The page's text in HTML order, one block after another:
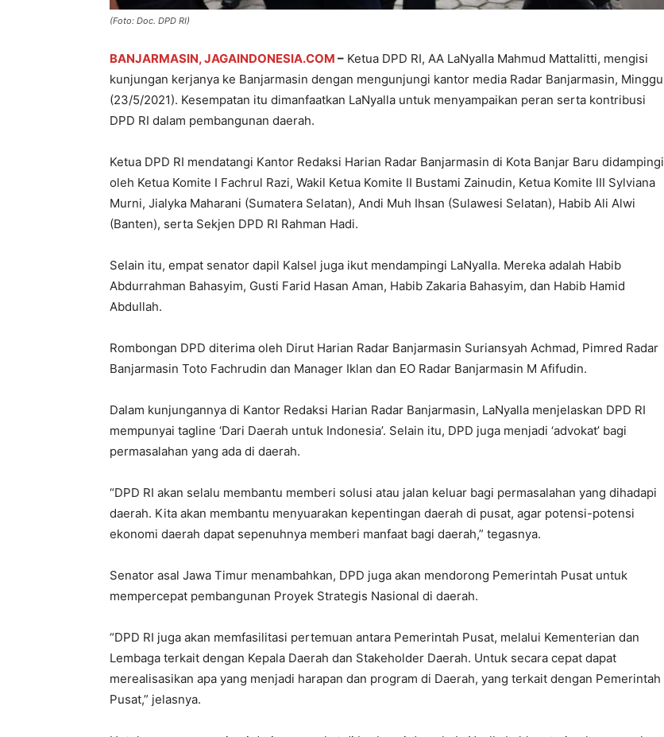
(Foto: Doc. DPD RI)
BANJARMASIN, JAGAINDONESIA.COM – Ketua DPD RI, AA LaNyalla Mahmud Mattalitti, mengisi
kunjungan kerjanya ke Banjarmasin dengan mengunjungi kantor media Radar Banjarmasin, Minggu
(23/5/2021). Kesempatan itu dimanfaatkan LaNyalla untuk menyampaikan peran serta kontribusi
DPD RI dalam pembangunan daerah.
Ketua DPD RI mendatangi Kantor Redaksi Harian Radar Banjarmasin di Kota Banjar Baru didampingi
oleh Ketua Komite I Fachrul Razi, Wakil Ketua Komite II Bustami Zainudin, Ketua Komite III Sylviana
Murni, Jialyka Maharani (Sumatera Selatan), Andi Muh Ihsan (Sulawesi Selatan), Habib Ali Alwi
(Banten), serta Sekjen DPD RI Rahman Hadi.
Selain itu, empat senator dapil Kalsel juga ikut mendampingi LaNyalla. Mereka adalah Habib
Abdurrahman Bahasyim, Gusti Farid Hasan Aman, Habib Zakaria Bahasyim, dan Habib Hamid
Abdullah.
Rombongan DPD diterima oleh Dirut Harian Radar Banjarmasin Suriansyah Achmad, Pimred Radar
Banjarmasin Toto Fachrudin dan Manager Iklan dan EO Radar Banjarmasin M Afifudin.
Dalam kunjungannya di Kantor Redaksi Harian Radar Banjarmasin, LaNyalla menjelaskan DPD RI
mempunyai tagline ‘Dari Daerah untuk Indonesia’. Selain itu, DPD juga menjadi ‘advokat’ bagi
permasalahan yang ada di daerah.
“DPD RI akan selalu membantu memberi solusi atau jalan keluar bagi permasalahan yang dihadapi
daerah. Kita akan membantu menyuarakan kepentingan daerah di pusat, agar potensi-potensi
ekonomi daerah dapat sepenuhnya memberi manfaat bagi daerah,” tegasnya.
Senator asal Jawa Timur menambahkan, DPD juga akan mendorong Pemerintah Pusat untuk
mempercepat pembangunan Proyek Strategis Nasional di daerah.
“DPD RI juga akan memfasilitasi pertemuan antara Pemerintah Pusat, melalui Kementerian dan
Lembaga terkait dengan Kepala Daerah dan Stakeholder Daerah. Untuk secara cepat dapat
merealisasikan apa yang menjadi harapan dan program di Daerah, yang terkait dengan Pemerintah
Pusat,” jelasnya.